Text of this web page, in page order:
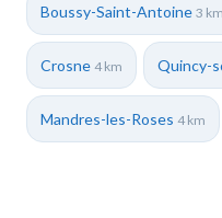
Boussy-Saint-Antoine 3 km
Crosne 4 km Quincy-
Mandres-les-Roses 4 km